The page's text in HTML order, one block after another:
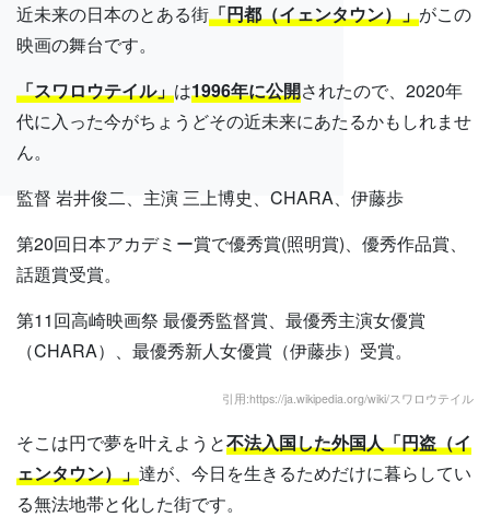
近未来の日本のとある街「円都（イェンタウン）」がこの
映画の舞台です。
「スワロウテイル」は1996年に公開されたので、2020年
代に入った今がちょうどその近未来にあたるかもしれませ
ん。
監督 岩井俊二、主演 三上博史、CHARA、伊藤歩
第20回日本アカデミー賞で優秀賞(照明賞)、優秀作品賞、
話題賞受賞。
第11回高崎映画祭 最優秀監督賞、最優秀主演女優賞
（CHARA）、最優秀新人女優賞（伊藤歩）受賞。
引用:https://ja.wikipedia.org/wiki/スワロウテイル
そこは円で夢を叶えようと不法入国した外国人「円盗（イ
ェンタウン）」達が、今日を生きるためだけに暮らしてい
る無法地帯と化した街です。